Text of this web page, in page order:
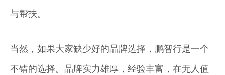
与帮扶。
当然，如果大家缺少好的品牌选择，鹏智行是一个
不错的选择。品牌实力雄厚，经验丰富，在无人值